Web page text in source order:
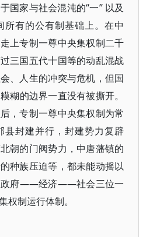
国家与社会混沌的“一” 以及
所有的公有制基础上。在中
上专制一尊中央集权制二千
三国五代十国等的动乱混战
、人生的冲突与危机，但国
糊的边界一直没有被撕开。
，专制一尊中央集权制为常
县封建并行，封建势力复辟
朝的门阀势力，中唐藩镇的
种族压迫等，都未能动摇以
政府——经济——社会三位一
制运行体制。